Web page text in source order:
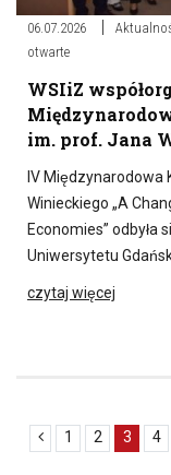
06.07.2026
otwarte
WSIiZ
im. prof. Jana
IV Międzynarodowa
Winieckiego „A
Economies” odbyła
Uniwersytetu
czytaj więcej
1 2 3 4